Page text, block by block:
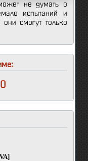
не думать о
испытаний и
смогут только
0